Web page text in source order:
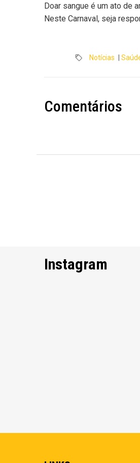
Doar sangue é um ato de
Neste Carnaval, seja
Notícias |
Comentários
Instagram